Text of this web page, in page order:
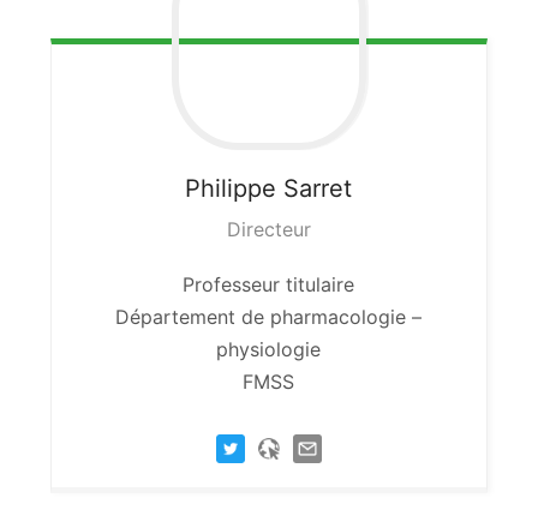
Philippe Sarret
Directeur
Professeur titulaire
Département de pharmacologie –
physiologie
FMSS